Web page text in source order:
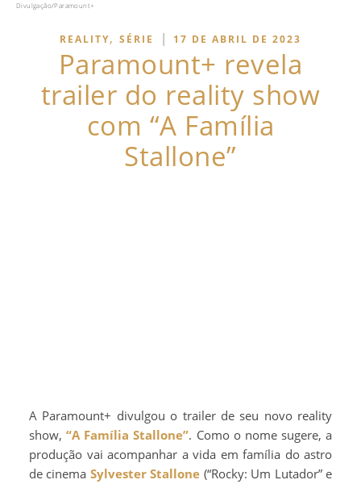
Divulgação/Paramount+
REALITY, SÉRIE | 17 DE ABRIL DE 2023
Paramount+ revela
trailer do reality show
com “A Família
Stallone”
A Paramount+ divulgou o trailer de seu novo reality
show,“A Família Stallone”. Como o nome sugere, a
produção vai acompanhar a vida em família do astro
de cinema Sylvester Stallone (“Rocky: Um Lutador” e